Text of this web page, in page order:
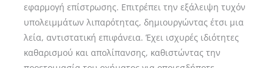
εφαρμογή επίστρωσης. Επιτρέπει την εξάλειψη τυχόν
υπολειμμάτων λιπαρότητας, δημιουργώντας έτσι μια
λεία, αντιστατική επιφάνεια. Έχει ισχυρές ιδιότητες
καθαρισμού και απολίπανσης, καθιστώντας την